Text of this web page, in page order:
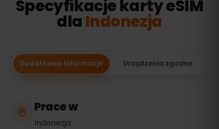
Specyfikacje karty eSIM
dla Indonezja
Dodatkowe informacje Urządzenia zgodne
Prace w
Indonezja